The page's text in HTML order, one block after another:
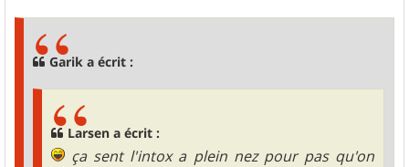
Garik a écrit :
Larsen a écrit :
ça sent l'intox a plein nez pour pas qu'on